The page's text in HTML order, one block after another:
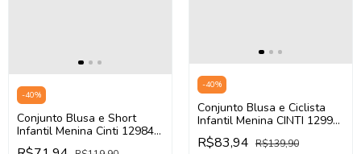
-40%
Conjunto Blusa e Short
Infantil Menina Cinti 12984
(Off White/Rosa)
-40%
Conjunto Blusa e Ciclista
Infantil Menina CINTI 12991
(Off White/Rosa)
R$83,94 R$139,90